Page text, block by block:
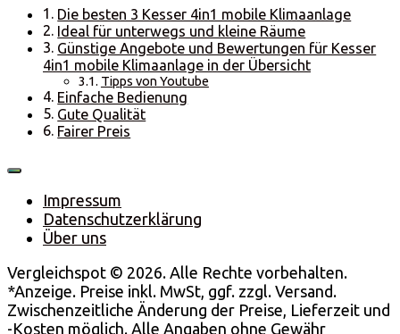
Die besten 3 Kesser 4in1 mobile Klimaanlage
Ideal für unterwegs und kleine Räume
Günstige Angebote und Bewertungen für Kesser
4in1 mobile Klimaanlage in der Übersicht
Tipps von Youtube
Einfache Bedienung
Gute Qualität
Fairer Preis
Impressum
Datenschutzerklärung
Über uns
Vergleichspot © 2026. Alle Rechte vorbehalten.
*Anzeige. Preise inkl. MwSt, ggf. zzgl. Versand.
Zwischenzeitliche Änderung der Preise, Lieferzeit und
-Kosten möglich. Alle Angaben ohne Gewähr